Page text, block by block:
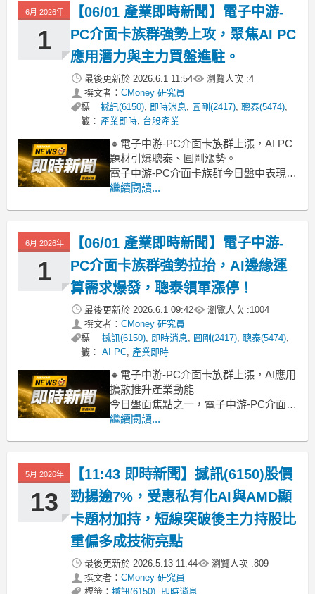
方案，市場重新聚焦其在A
6月 2026年
1
【06/01 產業即時新聞】電子中游-
PC介面卡族群強勢上攻，聚焦AI PC
應用潛力與主力買盤進駐。
最後更新於 2026.6.1 11:54 瀏覽人次 :4
撰文者： CMoney 研究員
標
籤：
撼訊(6150), 即時消息, 圓剛(2417),聰泰(5474),
產業即時, 台股產業
🔸電子中游-PC介面卡族群上漲，AI PC
題材引爆聰泰、圓剛漲勢。
電子中游-PC介面卡族群今日盤中表現強
勢，類股漲幅達8.02%，由聰泰攻漲停、
其邊緣AI運算對高效能介面卡的需求預
期，吸引資金卡位具概念的個股。
繼續閱讀...
6月 2026年
1
【06/01 產業即時新聞】電子中游-
PC介面卡族群強勢拉抬，AI邊緣運
算需求爆發，聰泰領軍漲停！
最後更新於 2026.6.1 09:42 瀏覽人次 :1004
撰文者： CMoney 研究員
標
籤：
撼訊(6150), 即時消息, 圓剛(2417), 聰泰(5474),
AI PC, 產業即時
🔸電子中游-PC介面卡族群上漲，AI應用
擴散推升產業動能
今日盤面焦點之一，電子中游-PC介面卡
族群表現強勁，整體類股漲幅達6.99%，
(6150)同樣呈現穩健漲勢。這波漲勢主
要受到市場預期AI邊緣運算及AI P
繼續閱讀...
5月 2026年
13
【11:43 即時新聞】撼訊(6150)股價
勁揚逾7%，受惠私有化AI與AMD顯
卡題材加持，短線突破後主力持股比
重偏多成技術亮點
最後更新於 2026.5.13 11:44 瀏覽人次 :809
撰文者： CMoney 研究員
標籤： 撼訊(6150), 即時消息